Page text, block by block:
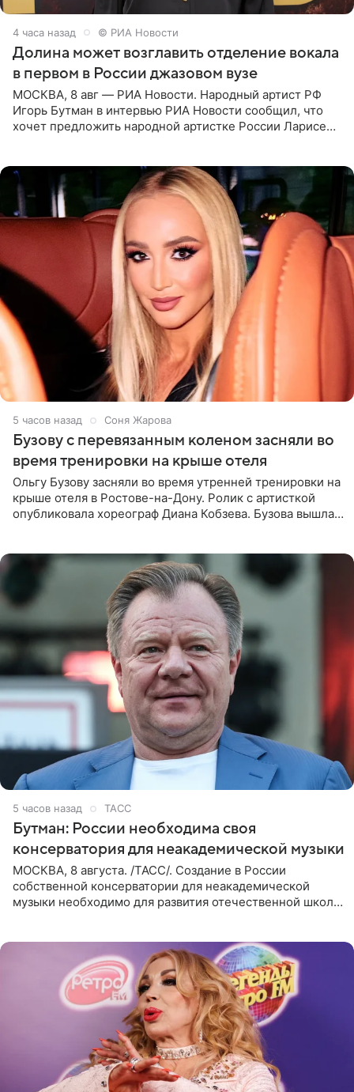
4 часа назад © РИА Новости
Долина может возглавить отделение вокала
в первом в России джазовом вузе
МОСКВА, 8 авг — РИА Новости. Народный артист РФ
Игорь Бутман в интервью РИА Новости сообщил, что
хочет предложить народной артистке России Ларисе
5 часов назад Соня Жарова
Бузову с перевязанным коленом засняли во
время тренировки на крыше отеля
Ольгу Бузову засняли во время утренней тренировки на
крыше отеля в Ростове-на-Дону. Ролик с артисткой
опубликовала хореограф Диана Кобзева. Бузова вышла
5 часов назад ТАСС
Бутман: России необходима своя
консерватория для неакадемической музыки
МОСКВА, 8 августа. /ТАСС/. Создание в России
собственной консерватории для неакадемической
музыки необходимо для развития отечественной школы